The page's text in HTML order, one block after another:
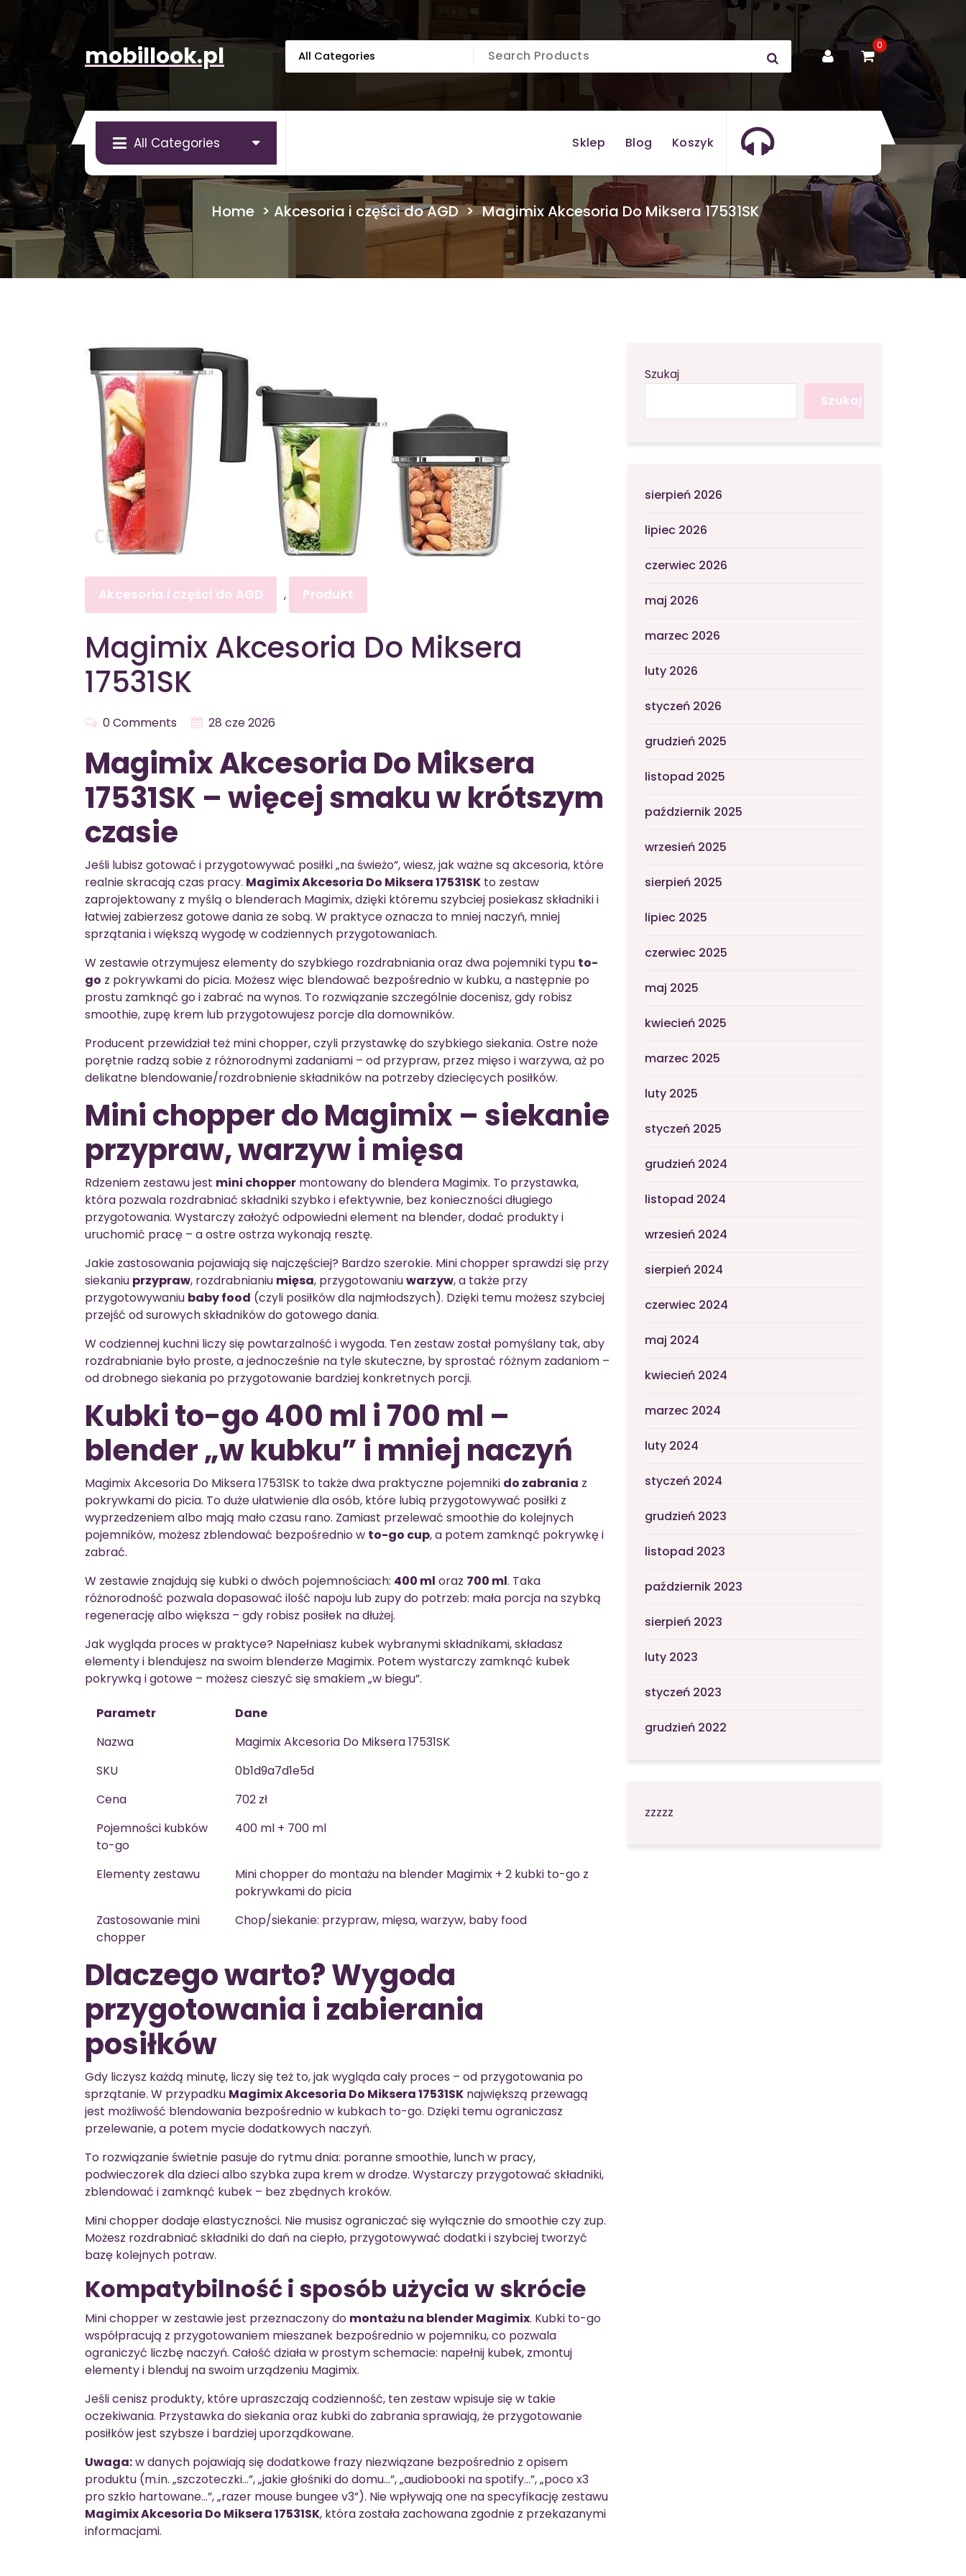
mobillook.pl 0
All Categories Sklep Blog Koszyk
Home> Akcesoria i części do AGD> Magimix Akcesoria Do Miksera 17531SK
Akcesoria i części do AGD , Produkt
Magimix Akcesoria Do Miksera
17531SK
0 Comments 28 cze 2026
Magimix Akcesoria Do Miksera
17531SK – więcej smaku w krótszym
czasie
Jeśli lubisz gotować i przygotowywać posiłki „na świeżo”, wiesz, jak ważne są akcesoria, które
realnie skracają czas pracy. Magimix Akcesoria Do Miksera 17531SK to zestaw
zaprojektowany z myślą o blenderach Magimix, dzięki któremu szybciej posiekasz składniki i
łatwiej zabierzesz gotowe dania ze sobą. W praktyce oznacza to mniej naczyń, mniej
sprzątania i większą wygodę w codziennych przygotowaniach.
W zestawie otrzymujesz elementy do szybkiego rozdrabniania oraz dwa pojemniki typu to-
go z pokrywkami do picia. Możesz więc blendować bezpośrednio w kubku, a następnie po
prostu zamknąć go i zabrać na wynos. To rozwiązanie szczególnie docenisz, gdy robisz
smoothie, zupę krem lub przygotowujesz porcje dla domowników.
Producent przewidział też mini chopper, czyli przystawkę do szybkiego siekania. Ostre noże
porętnie radzą sobie z różnorodnymi zadaniami – od przypraw, przez mięso i warzywa, aż po
delikatne blendowanie/rozdrobnienie składników na potrzeby dziecięcych posiłków.
Mini chopper do Magimix – siekanie
przypraw, warzyw i mięsa
Rdzeniem zestawu jest mini chopper montowany do blendera Magimix. To przystawka,
która pozwala rozdrabniać składniki szybko i efektywnie, bez konieczności długiego
przygotowania. Wystarczy założyć odpowiedni element na blender, dodać produkty i
uruchomić pracę – a ostre ostrza wykonają resztę.
Jakie zastosowania pojawiają się najczęściej? Bardzo szerokie. Mini chopper sprawdzi się przy
siekaniu przypraw, rozdrabnianiu mięsa, przygotowaniuwarzyw, a także przy
przygotowywaniu baby food (czyli posiłków dla najmłodszych). Dzięki temu możesz szybciej
przejść od surowych składników do gotowego dania.
W codziennej kuchni liczy się powtarzalność i wygoda. Ten zestaw został pomyślany tak, aby
rozdrabnianie było proste, a jednocześnie na tyle skuteczne, by sprostać różnym zadaniom –
od drobnego siekania po przygotowanie bardziej konkretnych porcji.
Kubki to-go 400 ml i 700 ml –
blender „w kubku” i mniej naczyń
Magimix Akcesoria Do Miksera 17531SK to także dwa praktyczne pojemniki do zabrania z
pokrywkami do picia. To duże ułatwienie dla osób, które lubią przygotowywać posiłki z
wyprzedzeniem albo mają mało czasu rano. Zamiast przelewać smoothie do kolejnych
pojemników, możesz zblendować bezpośrednio w to-go cup, a potem zamknąć pokrywkę i
zabrać.
W zestawie znajdują się kubki o dwóch pojemnościach: 400 ml oraz 700 ml. Taka
różnorodność pozwala dopasować ilość napoju lub zupy do potrzeb: mała porcja na szybką
regenerację albo większa – gdy robisz posiłek na dłużej.
Jak wygląda proces w praktyce? Napełniasz kubek wybranymi składnikami, składasz
elementy i blendujesz na swoim blenderze Magimix. Potem wystarczy zamknąć kubek
pokrywką i gotowe – możesz cieszyć się smakiem „w biegu”.
Parametr
Dane
Nazwa
Magimix Akcesoria Do Miksera 17531SK
SKU
0b1d9a7d1e5d
Cena
702 zł
Pojemności kubków
to-go
400 ml + 700 ml
Elementy zestawu
Mini chopper do montażu na blender Magimix + 2 kubki to-go z
pokrywkami do picia
Zastosowanie mini
chopper
Chop/siekanie: przypraw, mięsa, warzyw, baby food
Dlaczego warto? Wygoda
przygotowania i zabierania
posiłków
Gdy liczysz każdą minutę, liczy się też to, jak wygląda cały proces – od przygotowania po
sprzątanie. W przypadku Magimix Akcesoria Do Miksera 17531SK największą przewagą
jest możliwość blendowania bezpośrednio w kubkach to-go. Dzięki temu ograniczasz
przelewanie, a potem mycie dodatkowych naczyń.
To rozwiązanie świetnie pasuje do rytmu dnia: poranne smoothie, lunch w pracy,
podwieczorek dla dzieci albo szybka zupa krem w drodze. Wystarczy przygotować składniki,
zblendować i zamknąć kubek – bez zbędnych kroków.
Mini chopper dodaje elastyczności. Nie musisz ograniczać się wyłącznie do smoothie czy zup.
Możesz rozdrabniać składniki do dań na ciepło, przygotowywać dodatki i szybciej tworzyć
bazę kolejnych potraw.
Kompatybilność i sposób użycia w skrócie
Mini chopper w zestawie jest przeznaczony do montażu na blender Magimix. Kubki to-go
współpracują z przygotowaniem mieszanek bezpośrednio w pojemniku, co pozwala
ograniczyć liczbę naczyń. Całość działa w prostym schemacie: napełnij kubek, zmontuj
elementy i blenduj na swoim urządzeniu Magimix.
Jeśli cenisz produkty, które upraszczają codzienność, ten zestaw wpisuje się w takie
oczekiwania. Przystawka do siekania oraz kubki do zabrania sprawiają, że przygotowanie
posiłków jest szybsze i bardziej uporządkowane.
Uwaga:w danych pojawiają się dodatkowe frazy niezwiązane bezpośrednio z opisem
produktu (m.in. „szczoteczki…”, „jakie głośniki do domu…”, „audiobooki na spotify…”, „poco x3
pro szkło hartowane…”, „razer mouse bungee v3”). Nie wpływają one na specyfikację zestawu
Magimix Akcesoria Do Miksera 17531SK, która została zachowana zgodnie z przekazanymi
informacjami.
Szukaj
Szukaj
sierpień 2026
lipiec 2026
czerwiec 2026
maj 2026
marzec 2026
luty 2026
styczeń 2026
grudzień 2025
listopad 2025
październik 2025
wrzesień 2025
sierpień 2025
lipiec 2025
czerwiec 2025
maj 2025
kwiecień 2025
marzec 2025
luty 2025
styczeń 2025
grudzień 2024
listopad 2024
wrzesień 2024
sierpień 2024
czerwiec 2024
maj 2024
kwiecień 2024
marzec 2024
luty 2024
styczeń 2024
grudzień 2023
listopad 2023
październik 2023
sierpień 2023
luty 2023
styczeń 2023
grudzień 2022
zzzzz